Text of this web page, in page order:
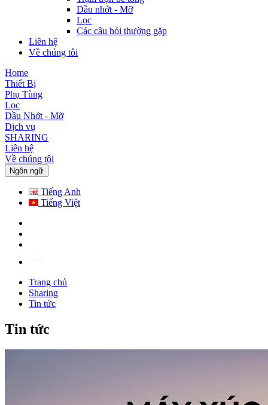
Dầu nhớt - Mỡ
Lọc
Các câu hỏi thường gặp
Liên hệ
Về chúng tôi
Home
Thiết Bị
Phụ Tùng
Lọc
Dầu Nhớt - Mỡ
Dịch vụ
SHARING
Liên hệ
Về chúng tôi
Ngôn ngữ
Tiếng Anh
Tiếng Việt
Trang chủ
Sharing
Tin tức
Tin tức